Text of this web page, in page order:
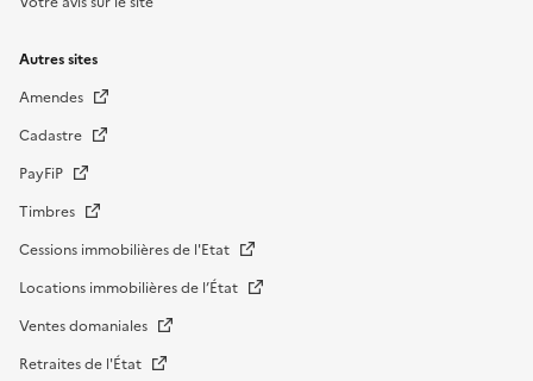
Autres sites
Amendes
Cadastre
PayFiP
Timbres
Cessions immobilières de l'Etat
Locations immobilières de l’État
Ventes domaniales
Retraites de l'État